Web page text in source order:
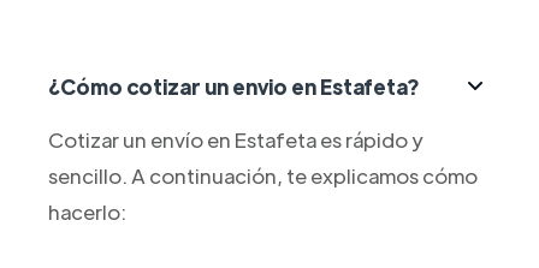
¿Cómo cotizar un envio en Estafeta?
Cotizar un envío en Estafeta es rápido y
sencillo. A continuación, te explicamos cómo
hacerlo: